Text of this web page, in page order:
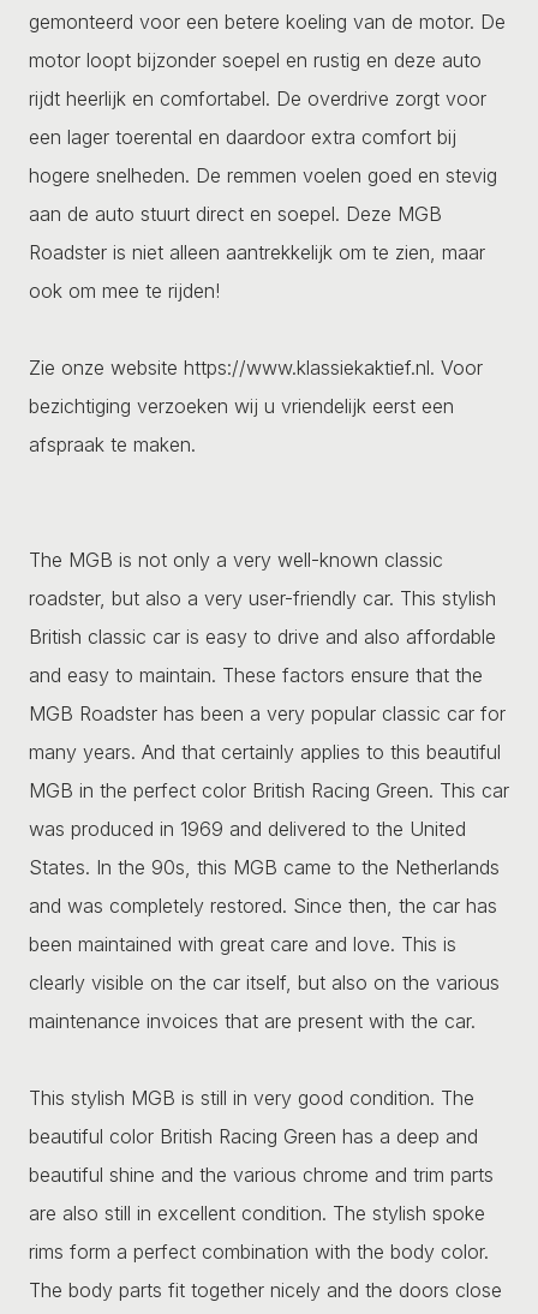
gemonteerd voor een betere koeling van de motor. De
motor loopt bijzonder soepel en rustig en deze auto
rijdt heerlijk en comfortabel. De overdrive zorgt voor
een lager toerental en daardoor extra comfort bij
hogere snelheden. De remmen voelen goed en stevig
aan de auto stuurt direct en soepel. Deze MGB
Roadster is niet alleen aantrekkelijk om te zien, maar
ook om mee te rijden!
Zie onze website https://www.klassiekaktief.nl. Voor
bezichtiging verzoeken wij u vriendelijk eerst een
afspraak te maken.
The MGB is not only a very well-known classic
roadster, but also a very user-friendly car. This stylish
British classic car is easy to drive and also affordable
and easy to maintain. These factors ensure that the
MGB Roadster has been a very popular classic car for
many years. And that certainly applies to this beautiful
MGB in the perfect color British Racing Green. This car
was produced in 1969 and delivered to the United
States. In the 90s, this MGB came to the Netherlands
and was completely restored. Since then, the car has
been maintained with great care and love. This is
clearly visible on the car itself, but also on the various
maintenance invoices that are present with the car.
This stylish MGB is still in very good condition. The
beautiful color British Racing Green has a deep and
beautiful shine and the various chrome and trim parts
are also still in excellent condition. The stylish spoke
rims form a perfect combination with the body color.
The body parts fit together nicely and the doors close